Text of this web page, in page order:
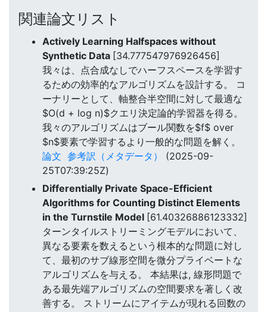
関連論文リスト
Actively Learning Halfspaces without
Synthetic Data [34.777547976926456]
我々は、点合成なしでハーフスペースを学習す
るための効率的なアルゴリズムを設計する。 コ
ーナリーとして、軸整合半空間に対して最適な
$O(d + log n)$クエリ決定論的学習器を得る。
我々のアルゴリズムはブール関数を$f$ over
$n$要素で学習するより一般的な問題を解く。
論文 参考訳（メタデータ）
(2025-09-
25T07:39:25Z)
Differentially Private Space-Efficient
Algorithms for Counting Distinct Elements
in the Turnstile Model [61.40326886123332]
ターンタイルストリーミングモデルにおいて、
異なる要素を数えるという根本的な問題に対し
て、最初のサブ線形空間を微分プライベートな
アルゴリズムを与える。 本結果は, 線形問題で
ある最先端アルゴリズムの空間要求を著しく改
善する。 ストリームにアイテムが現れる回数の